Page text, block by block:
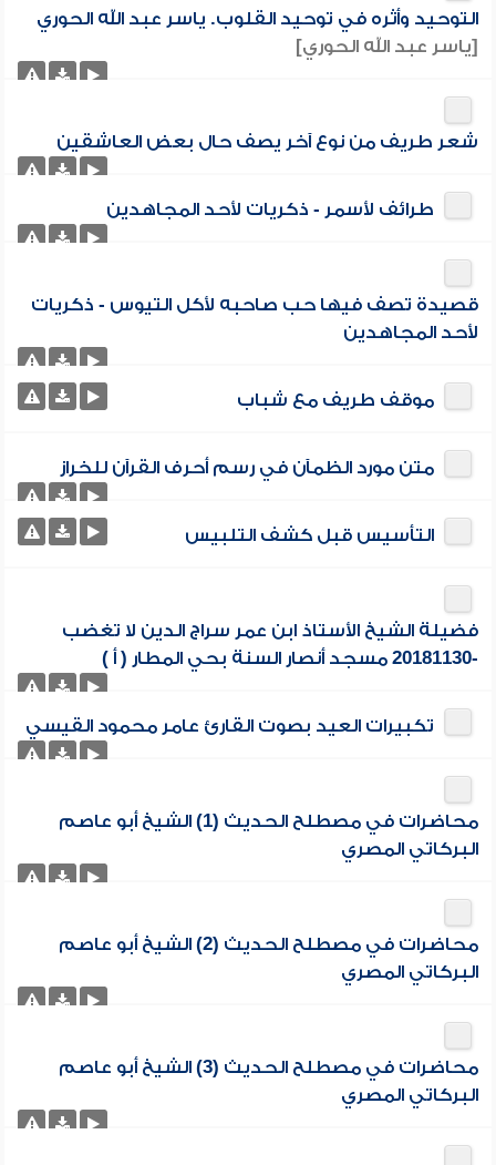
التوحيد وأثره في توحيد القلوب. ياسر عبد الله الحوري
[ياسر عبد الله الحوري]
شعر طريف من نوع آخر يصف حال بعض العاشقين
طرائف لأسمر - ذكريات لأحد المجاهدين
قصيدة تصف فيها حب صاحبه لأكل التيوس - ذكريات
لأحد المجاهدين
موقف طريف مع شباب
متن مورد الظمآن في رسم أحرف القرآن للخراز
التأسيس قبل كشف التلبيس
فضيلة الشيخ الأستاذ ابن عمر سراج الدين لا تغضب
-20181130 مسجد أنصار السنة بحي المطار ( أ )
تكبيرات العيد بصوت القارئ عامر محمود القيسي
محاضرات في مصطلح الحديث (1) الشيخ أبو عاصم
البركاتي المصري
محاضرات في مصطلح الحديث (2) الشيخ أبو عاصم
البركاتي المصري
محاضرات في مصطلح الحديث (3) الشيخ أبو عاصم
البركاتي المصري